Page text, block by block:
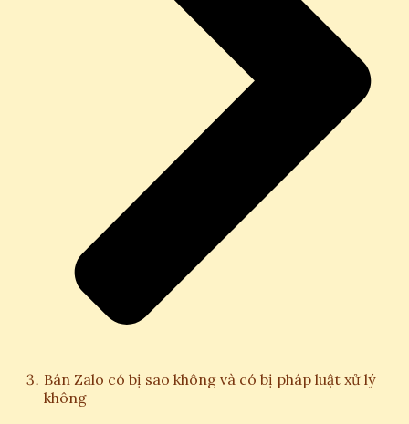
Bán Zalo có bị sao không và có bị pháp luật xử lý
không